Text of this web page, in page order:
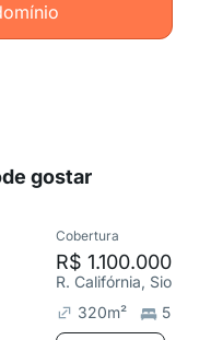
gostar
Cobertura
R$ 1.100.000
R. Califórnia, Sion
320m²
5